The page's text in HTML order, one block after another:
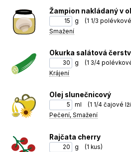
Na stejné pánvi osmažíme slaninu a
6 Omeletu naplníme slaninou,
Osolíme a opečeme na pánvi s
Přiklopíme pokličkou a pečeme 15
Poté poklici sundáme a dopečeme
11 Podáváme s listovým salátem a
Žampion nakládaný v
g (1 1/3
Smažení
Okurka salátová
g (1 3/4
Krájení
Olej slunečnicový
ml (1 1/4 čajové
Pečení, Smažení
Rajčata cherry
g (1 kus)